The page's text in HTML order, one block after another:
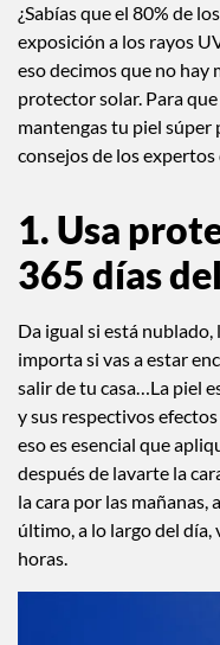
¿Sabías que el 80% de
exposición a los rayos
eso decimos que no
protector solar. Para
mantengas tu piel súper
consejos de los expertos
1. Usa
365 días
Da igual si está
importa si vas a estar
salir de tu casa…La piel
y sus respectivos
eso es esencial que
después de lavarte la
la cara por las
último, a lo largo del día,
horas.